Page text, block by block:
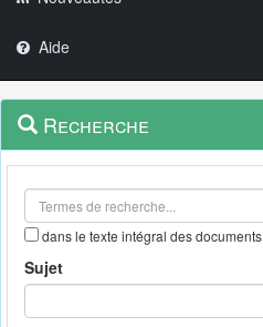
Aide
Navigation
outils
Menu
contextuel
Recherche
dans le texte intégral des documents
Sujet